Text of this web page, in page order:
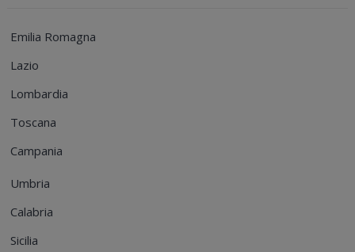
Emilia Romagna
Lazio
Lombardia
Toscana
Campania
Umbria
Calabria
Sicilia